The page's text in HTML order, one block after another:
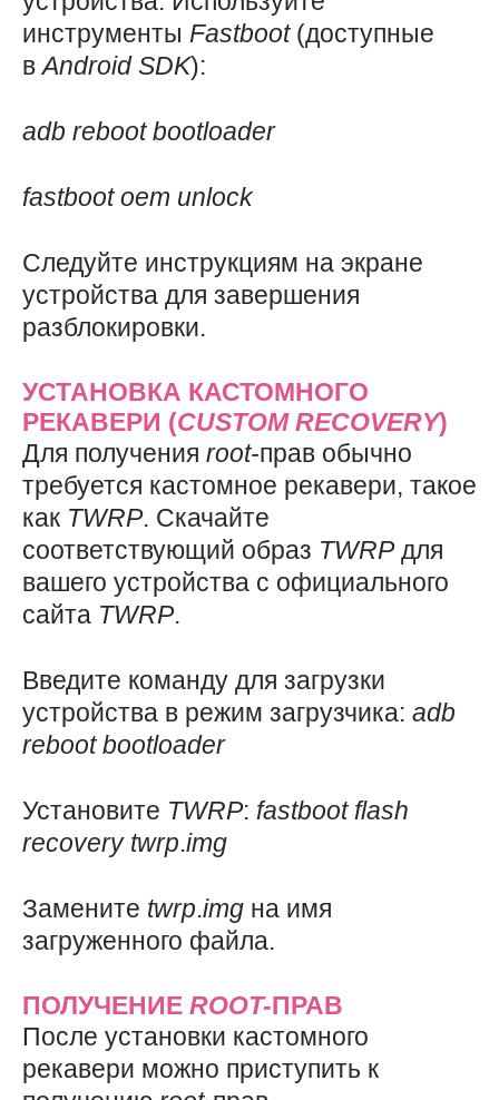
инструменты Fastboot (доступные
вAndroidSDK):
adb rebootbootloader
fastbootoem unlock
Следуйте инструкциям на экране
устройства для завершения
разблокировки.
УСТАНОВКА КАСТОМНОГО
РЕКАВЕРИ (CUSTOMRECOVERY)
Для получения root-прав обычно
требуется кастомное рекавери, такое
как TWRP. Скачайте
соответствующий образ TWRPдля
вашего устройства с официального
сайта TWRP.
Введите команду для загрузки
устройства в режим загрузчика: adb
rebootbootloader
Установите TWRP: fastboot flash
recovery twrp.img
Замените twrp.img на имя
загруженного файла.
ПОЛУЧЕНИЕ ROOT-ПРАВ
После установки кастомного
рекавери можно приступить к